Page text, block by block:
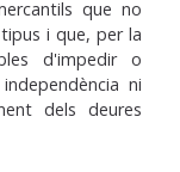
que no
i que, per la
d'impedir o
ni
dels deures